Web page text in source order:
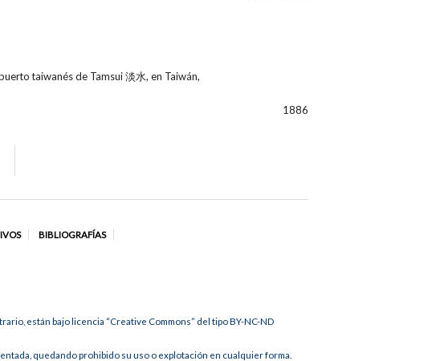
taiwanés de Tamsui 淡水, en Taiwán,
1886
BIBLIOGRAFÍAS
están bajo licencia “Creative Commons” del tipo BY-NC-ND
quedando prohibido su uso o explotación en cualquier forma.